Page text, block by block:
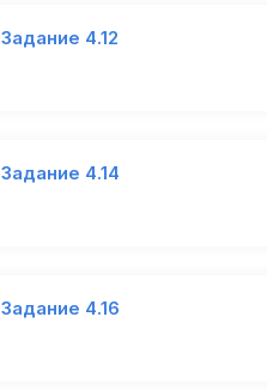
Задание 4.12
Задание 4.14
Задание 4.16